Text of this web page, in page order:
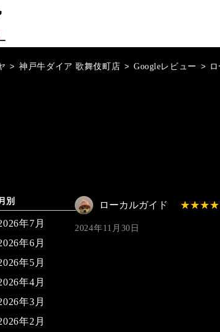
> 神戸牛ダイア 歌舞伎町店 > Googleレビュー >
ローカルガイド
2024年11月30日
別
年7月
年6月
年5月
年4月
年3月
年2月